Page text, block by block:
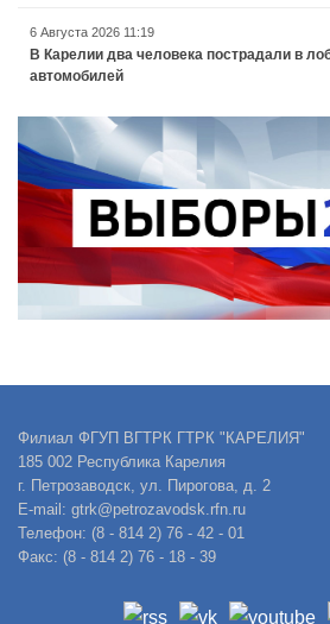
6 Августа 2026 11:19
В Карелии два человека пострадали в
автомобилей
Филиал ФГУП ВГТРК ГТРК "КАРЕЛИЯ"
185 002 Республика Карелия
г. Петрозаводск, ул. Пирогова, д. 2
E-mail: gtrk@petrozavodsk.rfn.ru
Телефон: (8 - 814 2) 76 - 42 - 01
Факс: (8 - 814 2) 76 - 18 - 39